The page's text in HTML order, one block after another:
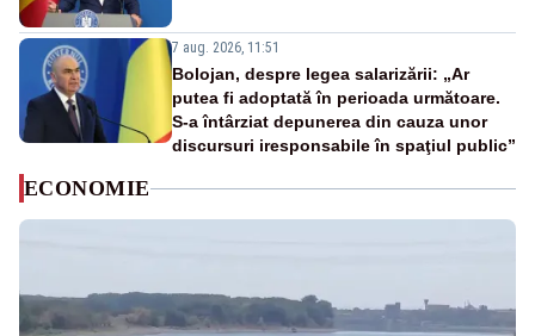
7 aug. 2026, 11:51
Bolojan, despre legea salarizării: „Ar
putea fi adoptată în perioada următoare.
S-a întârziat depunerea din cauza unor
discursuri iresponsabile în spaţiul public”
ECONOMIE